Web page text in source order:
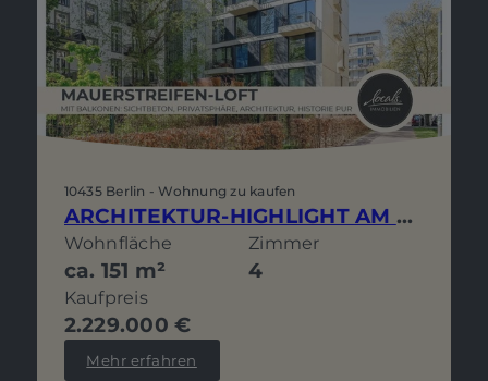
10435 Berlin - Wohnung zu kaufen
ARCHITEKTUR-HIGHLIGHT AM MAUERSTREIFEN: BALKONE, SICHTBETON, PRIVATSPHÄRE & WEITBLICK
Wohnfläche
ca. 151 m²
Zimmer
4
Kaufpreis
2.229.000 €
Mehr erfahren